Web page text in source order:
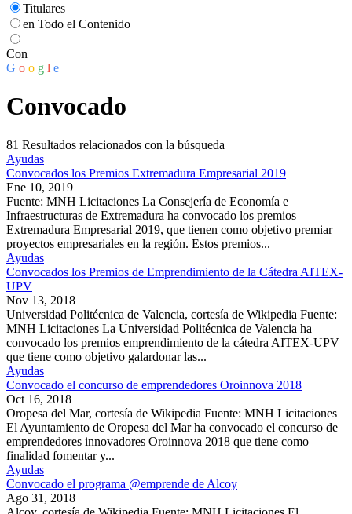
Titulares
en Todo el Contenido
Con
G o o g l e
Convocado
81 Resultados relacionados con la búsqueda
Ayudas
Convocados los Premios Extremadura Empresarial 2019
Ene 10, 2019
Fuente: MNH Licitaciones La Consejería de Economía e
Infraestructuras de Extremadura ha convocado los premios
Extremadura Empresarial 2019, que tienen como objetivo premiar
proyectos empresariales en la región. Estos premios...
Ayudas
Convocados los Premios de Emprendimiento de la Cátedra AITEX-
UPV
Nov 13, 2018
Universidad Politécnica de Valencia, cortesía de Wikipedia Fuente:
MNH Licitaciones La Universidad Politécnica de Valencia ha
convocado los premios emprendimiento de la cátedra AITEX-UPV
que tiene como objetivo galardonar las...
Ayudas
Convocado el concurso de emprendedores Oroinnova 2018
Oct 16, 2018
Oropesa del Mar, cortesía de Wikipedia Fuente: MNH Licitaciones
El Ayuntamiento de Oropesa del Mar ha convocado el concurso de
emprendedores innovadores Oroinnova 2018 que tiene como
finalidad fomentar y...
Ayudas
Convocado el programa @emprende de Alcoy
Ago 31, 2018